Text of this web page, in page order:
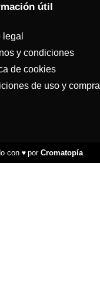
útil
y condiciones
de cookies
de uso y compra
con ♥ por Cromatopía